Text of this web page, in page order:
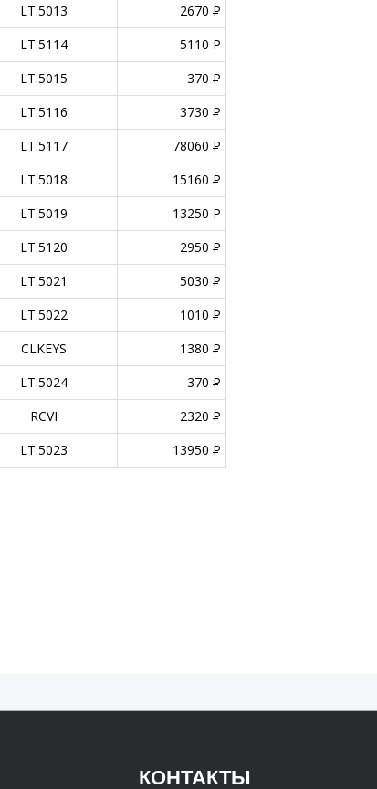
LT.5013 2670 P
LT.5114 5110 P
LT.5015 370 P
LT.5116 3730 P
LT.5117 78060 P
LT.5018 15160 P
LT.5019 13250 P
LT.5120 2950 P
LT.5021 5030 P
LT.5022 1010 P
CLKEYS 1380 P
LT.5024 370 P
RCVI 2320 P
LT.5023 13950 P
КОНТАКТЫ